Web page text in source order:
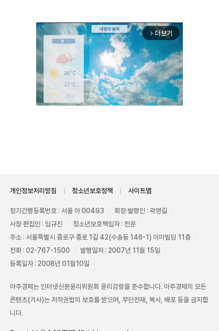
arrow_forward_ios 더보기
개인정보처리방침 청소년보호정책 사이트맵
정기간행등록번호 : 서울 아 00493
회장·발행인 : 곽영길
사장·편집인 : 임규진
청소년보호책임자 : 전운
주소 : 서울특별시 종로구 종로 1길 42(수송동 146-1) 이마빌딩 11층
전화 : 02-767-1500
발행일자 : 2007년 11월 15일
등록일자 : 2008년 01월10일
아주경제는 인터넷신문윤리위원회 윤리강령을 준수합니다. 아주경제의 모든
콘텐츠(기사)는 저작권법의 보호를 받으며, 무단전재, 복사, 배포 등을 금지합
니다.